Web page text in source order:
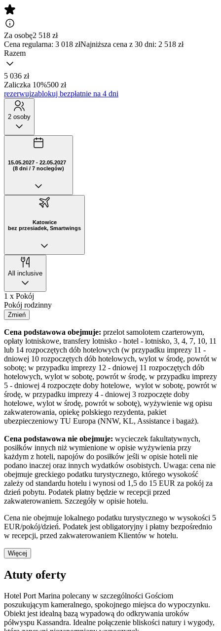
Za osobę2 518 zł
Cena regularna: 3 018 złNajniższa cena z 30 dni: 2 518 zł
Razem
5 036 zł
Zaliczka 10%500 zł
rezerwujzablokuj bezpłatnie na 4 dni
2 osoby
15.05.2027 - 22.05.2027
(8 dni / 7 noclegów)
Katowice
bez przesiadek, Smartwings
All inclusive
1 x Pokój
Pokój rodzinny
Zmień
Cena podstawowa obejmuje: przelot samolotem czarterowym,
opłaty lotniskowe, transfery lotnisko - hotel - lotnisko, 3, 4, 7, 10, 11
lub 14 rozpoczętych dób hotelowych (w przypadku imprezy 11 -
dniowej 10 rozpoczętych dób hotelowych, wylot w środę, powrót w
sobotę; w przypadku imprezy 12 - dniowej 11 rozpoczętych dób
hotelowych, wylot w sobotę, powrót w środę, w przypadku imprezy
5 - dniowej 4 rozpoczęte doby hotelowe, wylot w sobotę, powrót w
środę, w przypadku imprezy 4 - dniowej 3 rozpoczęte doby
hotelowe, wylot w środę, powrót w sobotę), wyżywienie wg opisu
zakwaterowania, opiekę polskiego rezydenta, pakiet
ubezpieczeniowy TU Europa (NNW, KL, Assistance i bagaż).
Cena podstawowa nie obejmuje: wycieczek fakultatywnych,
posiłków innych niż wymienione w opisie wyżywienia przy
każdym z hoteli, napojów do posiłków jeśli w opisie hoteli nie
podano inaczej oraz innych wydatków osobistych. Uwaga: cena nie
obejmuje greckiego podatku turystycznego, którego wysokość
zależy od standardu hotelu i wynosi od 1,5 do 15 EUR za pokój za
dzień pobytu. Podatek płatny będzie w recepcji przed
zakwaterowaniem. Szczegóły w opisie hotelu.
Cena nie obejmuje lokalnego podatku turystycznego w wysokości 5
EUR/pokój/dzień. Podatek jest obligatoryjny i płatny bezpośrednio
w recepcji, przed zakwaterowaniem Klientów w hotelu.
Więcej
Atuty oferty
Hotel Port Marina polecany w szczególności Gościom
poszukującym kameralnego, spokojnego miejsca do wypoczynku.
Obiekt jest idealną bazą wypadową do odkrywania uroków
półwyspu Kassandra. Idealne połączenie bliskości natury i wygody,